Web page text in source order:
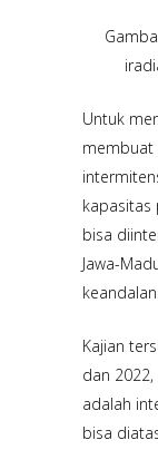
Untuk
membuat
kapasitas
bisa
Jawa-
Kajian
dan
adalah
bisa